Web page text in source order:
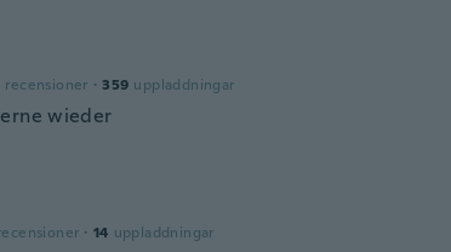
recensioner · 359 uppladdningar
wieder
· 14 uppladdningar